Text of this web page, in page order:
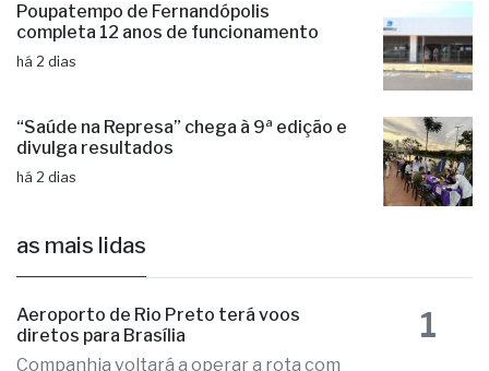
Poupatempo de Fernandópolis
completa 12 anos de funcionamento
há 2 dias
“Saúde na Represa” chega à 9ª edição e
divulga resultados
há 2 dias
as mais lidas
Aeroporto de Rio Preto terá voos
diretos para Brasília
Companhia voltará a operar a rota com
1